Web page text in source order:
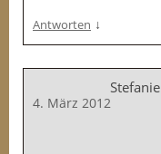
Antworten ↓
Stefanie
4. März 2012